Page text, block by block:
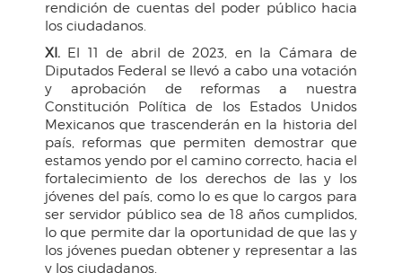
rendición de cuentas del poder público hacia
los ciudadanos.
XI. El 11 de abril de 2023, en la Cámara de
Diputados Federal se llevó a cabo una votación
y aprobación de reformas a nuestra
Constitución Política de los Estados Unidos
Mexicanos que trascenderán en la historia del
país, reformas que permiten demostrar que
estamos yendo por el camino correcto, hacia el
fortalecimiento de los derechos de las y los
jóvenes del país, como lo es que lo cargos para
ser servidor público sea de 18 años cumplidos,
lo que permite dar la oportunidad de que las y
los jóvenes puedan obtener y representar a las
y los ciudadanos.